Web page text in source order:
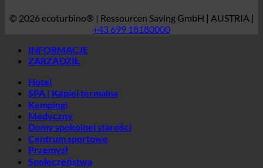
Kempingi
Domy spokojnej starości
Centrum sportowe
Przemysł
Społeczeństwa
Domy studenckie
KRAJ
Austria
Chorwacja
Niemcy
Irlandia
Włochy